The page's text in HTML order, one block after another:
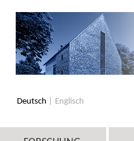
Deutsch Englisch